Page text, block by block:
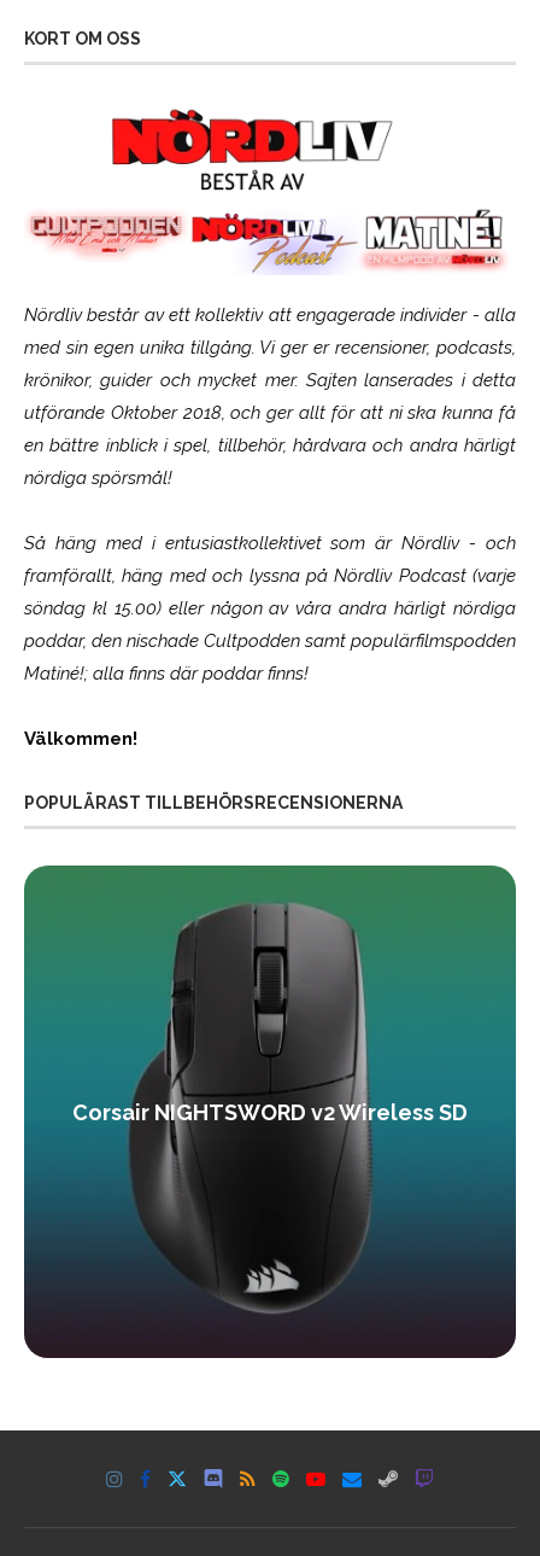
KORT OM OSS
Nördliv består av ett kollektiv att engagerade individer - alla
med sin egen unika tillgång. Vi ger er recensioner, podcasts,
krönikor, guider och mycket mer. Sajten lanserades i detta
utförande Oktober 2018, och ger allt för att ni ska kunna få
en bättre inblick i spel, tillbehör, hårdvara och andra härligt
nördiga spörsmål!
Så häng med i entusiastkollektivet som ärNördliv- och
framförallt, häng med och lyssna på Nördliv Podcast (varje
söndag kl 15.00) eller någon av våra andra härligt nördiga
poddar, den nischade Cultpodden samt populärfilmspodden
Matiné!; alla finns där poddar finns!
Välkommen!
POPULÄRAST TILLBEHÖRSRECENSIONERNA
Corsair NIGHTSWORD v2 Wireless SD